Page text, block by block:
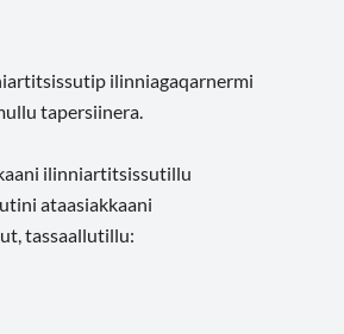
ilinniagaqarnermi
tapersiinera.
ilinniartitsissutillu
ataasiakkaani
tassaallutillu: